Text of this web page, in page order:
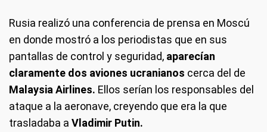
Rusia realizó una conferencia de prensa en Moscú
en donde mostró a los periodistas que en sus
pantallas de control y seguridad, aparecían
claramente dos aviones ucranianos cerca del de
Malaysia Airlines. Ellos serían los responsables del
ataque a la aeronave, creyendo que era la que
trasladaba a Vladimir Putin.